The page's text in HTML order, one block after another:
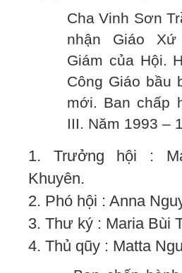
Cha Vinh Sơn
nhận Giáo
Giám của Hội.
Công Giáo bầu
mới. Ban chấp
III. Năm 1993 –
1. Trưởng hội :
Khuyên.
2. Phó hội : Anna
3. Thư ký : Maria Bùi
4. Thủ qũy : Matta